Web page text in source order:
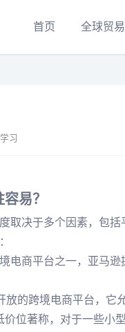
首页 全球贸
习
易？
取决于多个因素，包
电商平台之一，亚马
的跨境电商平台，它
位著称，对于一些小